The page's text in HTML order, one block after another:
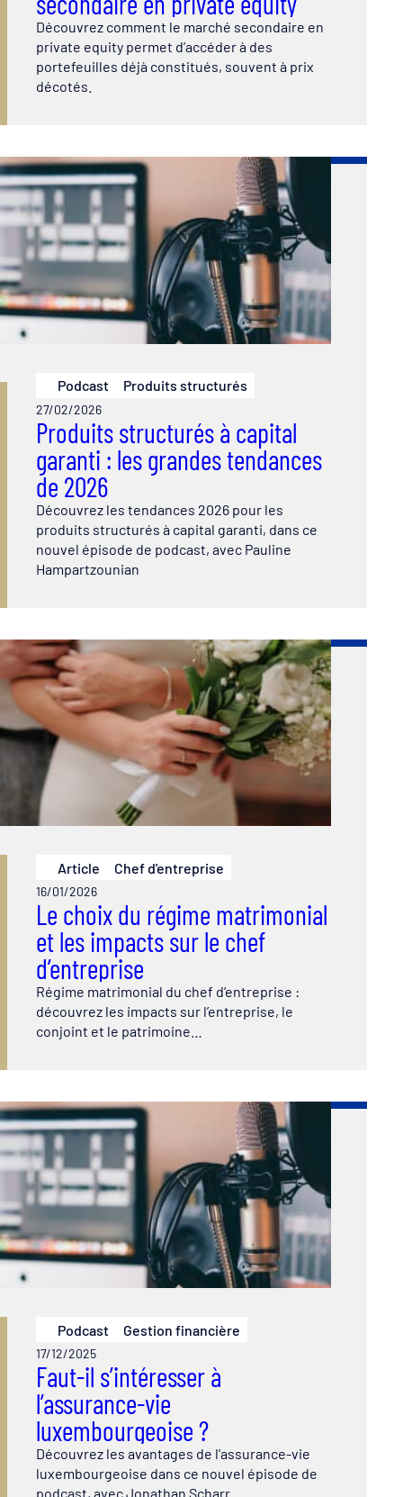
Découvrez comment le marché secondaire en
private equity permet d’accéder à des
portefeuilles déjà constitués, souvent à prix
décotés.
Podcast Produits structurés
27/02/2026
Produits structurés à capital
garanti : les grandes tendances
de 2026
Découvrez les tendances 2026 pour les
produits structurés à capital garanti, dans ce
nouvel épisode de podcast, avec Pauline
Hampartzounian
Article Chef d'entreprise
16/01/2026
Le choix du régime matrimonial
et les impacts sur le chef
d’entreprise
Régime matrimonial du chef d’entreprise :
découvrez les impacts sur l’entreprise, le
conjoint et le patrimoine…
Podcast Gestion financière
17/12/2025
Faut-il s’intéresser à
l’assurance-vie
luxembourgeoise ?
Découvrez les avantages de l'assurance-vie
luxembourgeoise dans ce nouvel épisode de
podcast, avec Jonathan Scharr.